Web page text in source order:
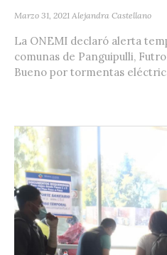
Marzo 31, 2021 Alejandra Castellano
La ONEMI declaró alerta
comunas de Panguipulli,
Bueno por tormentas